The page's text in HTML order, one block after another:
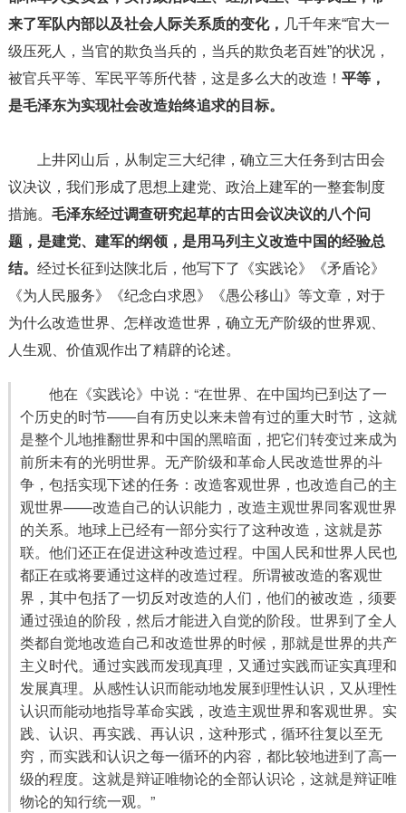
来了军队内部以及社会人际关系质的变化， 几千年来“官大一
级压死人，当官的欺负当兵的，当兵的欺负老百姓”的状况，
被官兵平等、军民平等所代替，这是多么大的改造！ 平等，
是毛泽东为实现社会改造始终追求的目标。
上井冈山后，从制定三大纪律，确立三大任务到古田会
议决议，我们形成了思想上建党、政治上建军的一整套制度
措施。 毛泽东经过调查研究起草的古田会议决议的八个问
题，是建党、建军的纲领，是用马列主义改造中国的经验总
结。 经过长征到达陕北后，他写下了《实践论》《矛盾论》
《为人民服务》《纪念白求恩》《愚公移山》等文章，对于
为什么改造世界、怎样改造世界，确立无产阶级的世界观、
人生观、价值观作出了精辟的论述。
他在《实践论》中说：“在世界、在中国均已到达了一
个历史的时节——自有历史以来未曾有过的重大时节，这就
是整个儿地推翻世界和中国的黑暗面，把它们转变过来成为
前所未有的光明世界。无产阶级和革命人民改造世界的斗
争，包括实现下述的任务：改造客观世界，也改造自己的主
观世界——改造自己的认识能力，改造主观世界同客观世界
的关系。地球上已经有一部分实行了这种改造，这就是苏
联。他们还正在促进这种改造过程。中国人民和世界人民也
都正在或将要通过这样的改造过程。所谓被改造的客观世
界，其中包括了一切反对改造的人们，他们的被改造，须要
通过强迫的阶段，然后才能进入自觉的阶段。世界到了全人
类都自觉地改造自己和改造世界的时候，那就是世界的共产
主义时代。通过实践而发现真理，又通过实践而证实真理和
发展真理。从感性认识而能动地发展到理性认识，又从理性
认识而能动地指导革命实践，改造主观世界和客观世界。实
践、认识、再实践、再认识，这种形式，循环往复以至无
穷，而实践和认识之每一循环的内容，都比较地进到了高一
级的程度。这就是辩证唯物论的全部认识论，这就是辩证唯
物论的知行统一观。”